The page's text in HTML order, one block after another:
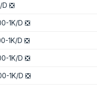
❎
1K/D ❎
1K/D ❎
1K/D ❎
1K/D ❎